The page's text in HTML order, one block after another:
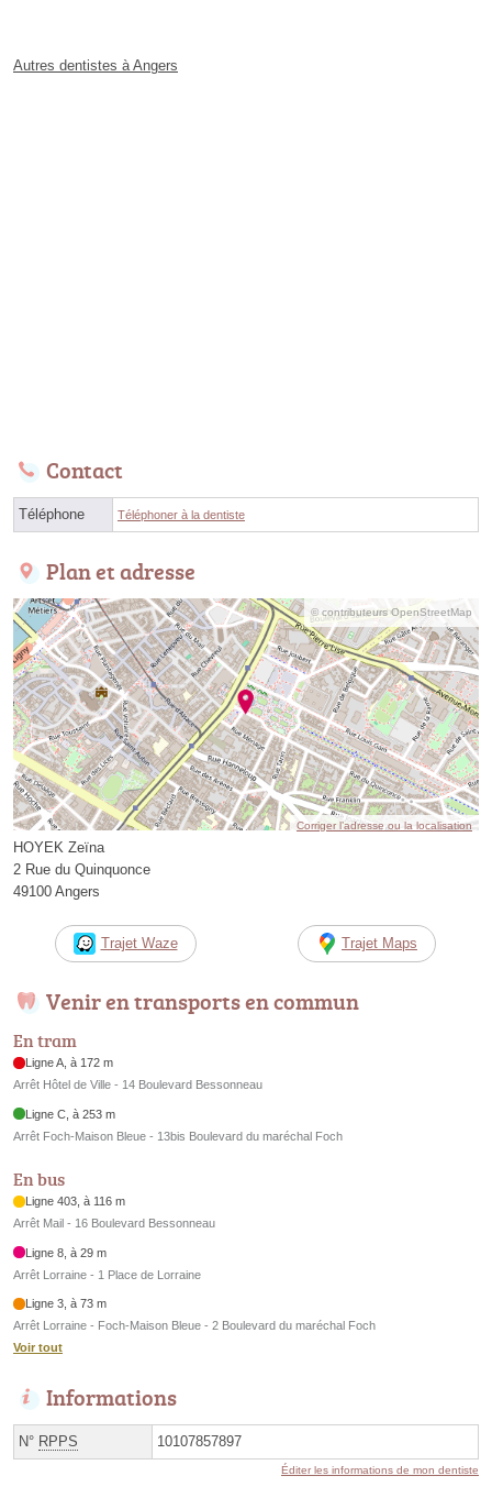
Autres dentistes à Angers
Contact
Téléphone Téléphoner à la dentiste
Plan et adresse
© contributeurs OpenStreetMap
Corriger l’adresse ou la localisation
HOYEK Zeïna
2 Rue du Quinquonce
49100 Angers
Trajet Waze Trajet Maps
Venir en transports en commun
En tram
Ligne A, à 172 m
Arrêt Hôtel de Ville - 14 Boulevard Bessonneau
Ligne C, à 253 m
Arrêt Foch-Maison Bleue - 13bis Boulevard du maréchal Foch
En bus
Ligne 403, à 116 m
Arrêt Mail - 16 Boulevard Bessonneau
Ligne 8, à 29 m
Arrêt Lorraine - 1 Place de Lorraine
Ligne 3, à 73 m
Arrêt Lorraine - Foch-Maison Bleue - 2 Boulevard du maréchal Foch
Voir tout
Informations
N° RPPS 10107857897
Éditer les informations de mon dentiste